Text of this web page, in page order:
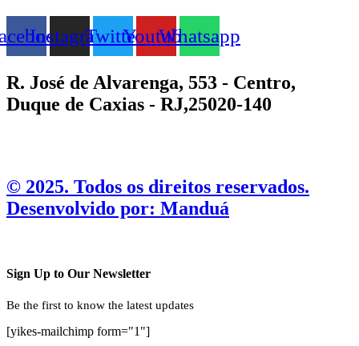
InstagramTwitterYoutubeWhatsapp
R. José de Alvarenga, 553 - Centro,
Duque de Caxias - RJ,25020-140
©️ 2025. Todos os direitos reservados.
Desenvolvido por: Manduá
Sign Up to Our Newsletter
Be the first to know the latest updates
[yikes-mailchimp form="1"]